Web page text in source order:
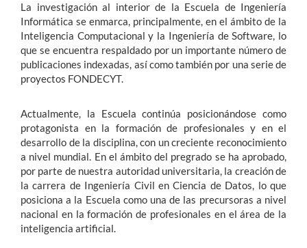
La investigación al interior de la Escuela de Ingeniería
Informática se enmarca, principalmente, en el ámbito de la
Inteligencia Computacional y la Ingeniería de Software, lo
que se encuentra respaldado por un importante número de
publicaciones indexadas, así como también por una serie de
proyectos FONDECYT.
Actualmente, la Escuela continúa posicionándose como
protagonista en la formación de profesionales y en el
desarrollo de la disciplina, con un creciente reconocimiento
a nivel mundial. En el ámbito del pregrado se ha aprobado,
por parte de nuestra autoridad universitaria, la creación de
la carrera de Ingeniería Civil en Ciencia de Datos, lo que
posiciona a la Escuela como una de las precursoras a nivel
nacional en la formación de profesionales en el área de la
inteligencia artificial.